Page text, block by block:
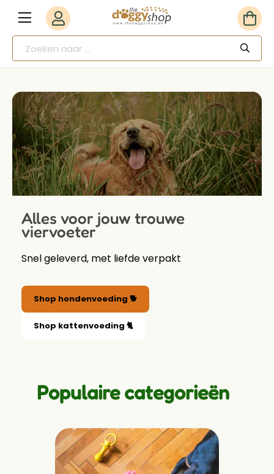
Alles voor jouw trouwe
viervoeter
Snel geleverd, met liefde verpakt
Shop hondenvoeding 🐕
Shop kattenvoeding 🐈
Populaire categorieën